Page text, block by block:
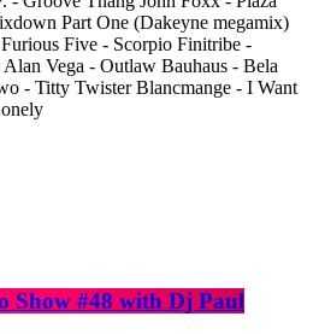
Part One (Dakeyne megamix)
Five - Scorpio Finitribe -
Vega - Outlaw Bauhaus - Bela
- Titty Twister Blancmange - I Want
Show #48 with Dj Paul